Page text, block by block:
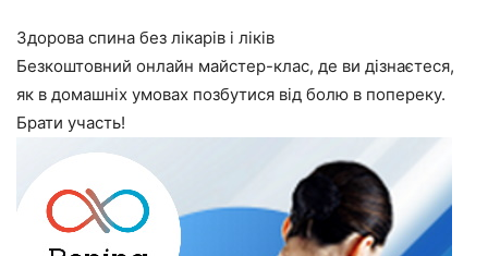
Здорова спина без лікарів і ліків
Безкоштовний онлайн майстер-клас, де ви дізнаєтеся,
як в домашніх умовах позбутися від болю в попереку.
Брати участь!